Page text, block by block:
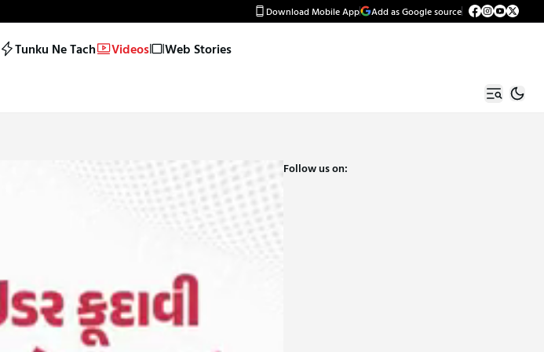
Download Mobile App Add as Google source
Tunku Ne Tach Videos Web Stories
Follow us on: